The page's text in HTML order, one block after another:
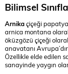
Bilimsel
Arnikaçiçeği
arnica montana
öküzgözü çiçeği
anavatanı
Özellikle elde edilen
sanayinde yaygın